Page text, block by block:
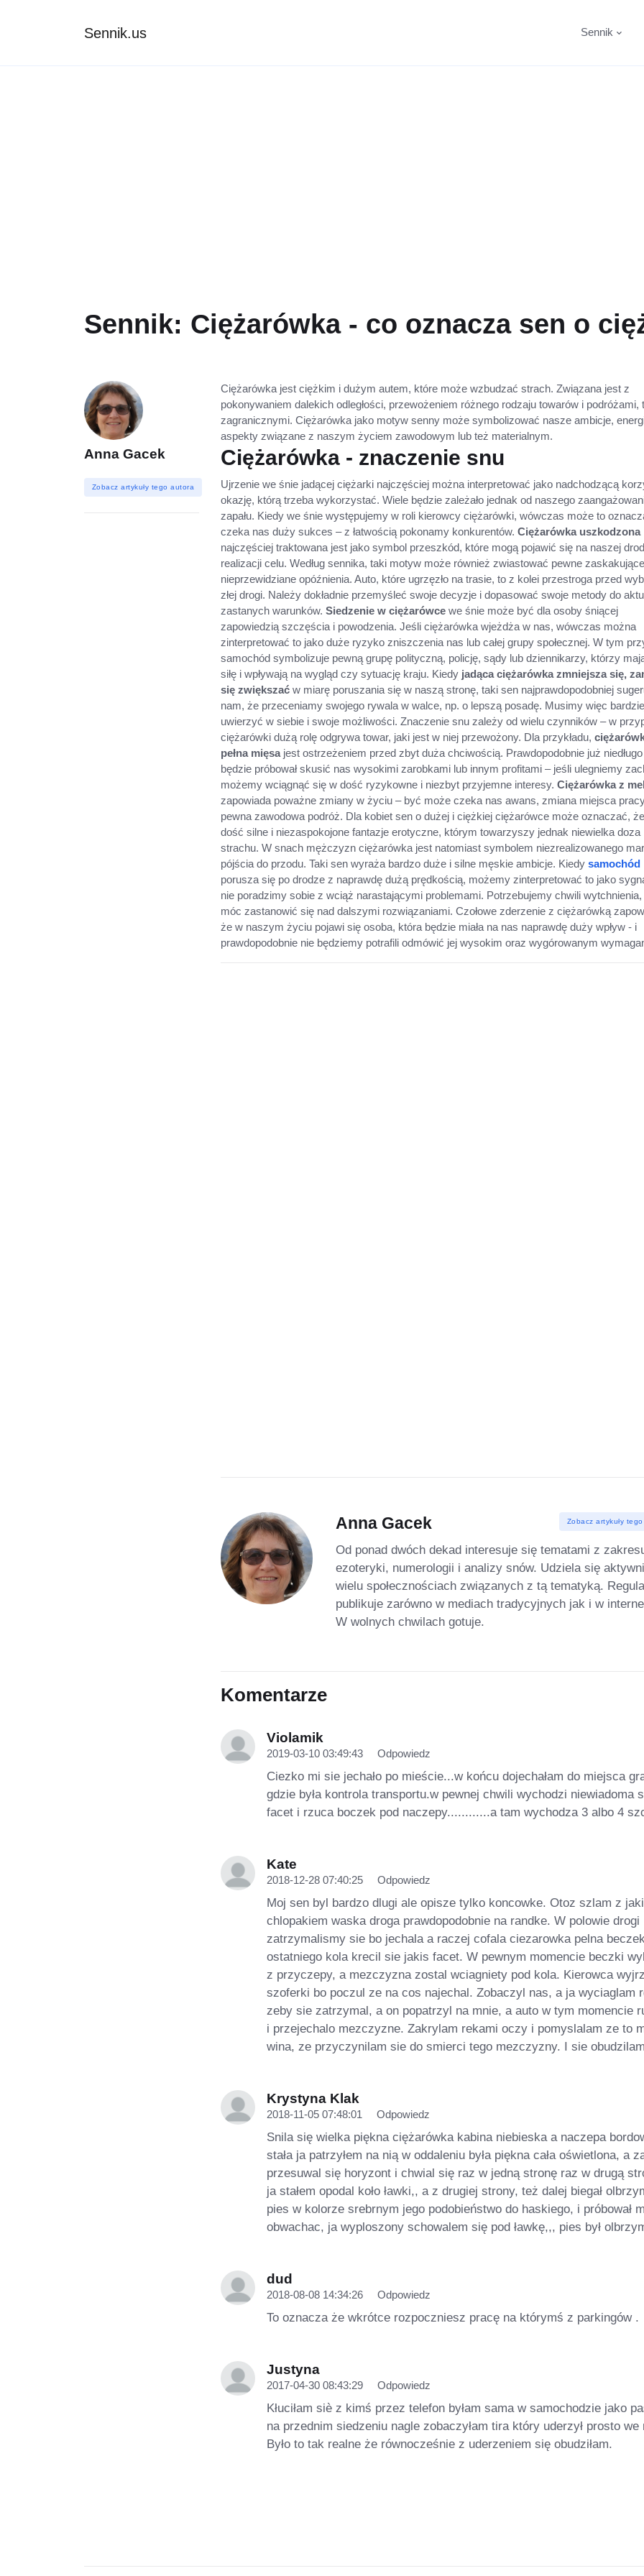
Sennik.us Sennik
Sennik: Ciężarówka - co oznacza sen o
Anna Gacek
Zobacz artykuły tego autora
Ciężarówka jest ciężkim i dużym autem, które może wzbudzać strach. Związana jest z
pokonywaniem dalekich odległości, przewożeniem różnego rodzaju towarów i podróżami,
zagranicznymi. Ciężarówka jako motyw senny może symbolizować nasze ambicje,
aspekty związane z naszym życiem zawodowym lub też materialnym.
Ciężarówka - znaczenie snu
Ujrzenie we śnie jadącej ciężarki najczęściej można interpretować jako nadchodzącą
okazję, którą trzeba wykorzystać. Wiele będzie zależało jednak od naszego
zapału. Kiedy we śnie występujemy w roli kierowcy ciężarówki, wówczas może to
czeka nas duży sukces – z łatwością pokonamy konkurentów. Ciężarówka uszkodzona
najczęściej traktowana jest jako symbol przeszkód, które mogą pojawić się na naszej
realizacji celu. Według sennika, taki motyw może również zwiastować pewne
nieprzewidziane opóźnienia. Auto, które ugrzęzło na trasie, to z kolei przestroga przed
złej drogi. Należy dokładnie przemyśleć swoje decyzje i dopasować swoje metody do
zastanych warunków. Siedzenie w ciężarówce we śnie może być dla osoby śniącej
zapowiedzią szczęścia i powodzenia. Jeśli ciężarówka wjeżdża w nas, wówczas można
zinterpretować to jako duże ryzyko zniszczenia nas lub całej grupy społecznej. W tym
samochód symbolizuje pewną grupę polityczną, policję, sądy lub dziennikarzy, którzy
siłę i wpływają na wygląd czy sytuację kraju. Kiedy jadąca ciężarówka zmniejsza się,
się zwiększać w miarę poruszania się w naszą stronę, taki sen najprawdopodobniej
nam, że przeceniamy swojego rywala w walce, np. o lepszą posadę. Musimy więc
uwierzyć w siebie i swoje możliwości. Znaczenie snu zależy od wielu czynników – w
ciężarówki dużą rolę odgrywa towar, jaki jest w niej przewożony. Dla przykładu,
pełna mięsajest ostrzeżeniem przed zbyt duża chciwością. Prawdopodobnie już
będzie próbował skusić nas wysokimi zarobkami lub innym profitami – jeśli ulegniemy
możemy wciągnąć się w dość ryzykowne i niezbyt przyjemne interesy. Ciężarówka z
zapowiada poważne zmiany w życiu – być może czeka nas awans, zmiana miejsca
pewna zawodowa podróż. Dla kobiet sen o dużej i ciężkiej ciężarówce może oznaczać,
dość silne i niezaspokojone fantazje erotyczne, którym towarzyszy jednak niewielka doza
strachu. W snach mężczyzn ciężarówka jest natomiast symbolem niezrealizowanego
pójścia do przodu. Taki sen wyraża bardzo duże i silne męskie ambicje. Kiedy samochód
porusza się po drodze z naprawdę dużą prędkością, możemy zinterpretować to jako
nie poradzimy sobie z wciąż narastającymi problemami. Potrzebujemy chwili
móc zastanowić się nad dalszymi rozwiązaniami. Czołowe zderzenie z ciężarówką
że w naszym życiu pojawi się osoba, która będzie miała na nas naprawdę duży wpływ - i
prawdopodobnie nie będziemy potrafili odmówić jej wysokim oraz wygórowanym
Anna Gacek Zobacz artykuły
Od ponad dwóch dekad interesuje się tematami z
ezoteryki, numerologii i analizy snów. Udziela się
wielu społecznościach związanych z tą tematyką.
publikuje zarówno w mediach tradycyjnych jak i w
W wolnych chwilach gotuje.
Komentarze
Violamik
2019-03-10 03:49:43 Odpowiedz
Ciezko mi sie jechało po mieście...w końcu dojechałam do miejsca
gdzie była kontrola transportu.w pewnej chwili wychodzi niewiadoma
facet i rzuca boczek pod naczepy............a tam wychodza 3 albo 4
Kate
2018-12-28 07:40:25 Odpowiedz
Moj sen byl bardzo dlugi ale opisze tylko koncowke. Otoz szlam z
chlopakiem waska droga prawdopodobnie na randke. W polowie drogi
zatrzymalismy sie bo jechala a raczej cofala ciezarowka pelna
ostatniego kola krecil sie jakis facet. W pewnym momencie beczki
z przyczepy, a mezczyzna zostal wciagniety pod kola. Kierowca
szoferki bo poczul ze na cos najechal. Zobaczyl nas, a ja wyciaglam
zeby sie zatrzymal, a on popatrzyl na mnie, a auto w tym momencie
i przejechalo mezczyzne. Zakrylam rekami oczy i pomyslalam ze to
wina, ze przyczynilam sie do smierci tego mezczyzny. I sie
Krystyna Klak
2018-11-05 07:48:01 Odpowiedz
Snila się wielka piękna ciężarówka kabina niebieska a naczepa
stała ja patrzyłem na nią w oddaleniu była piękna cała oświetlona, a
przesuwal się horyzont i chwial się raz w jedną stronę raz w drugą
ja stałem opodal koło ławki,, a z drugiej strony, też dalej biegał
pies w kolorze srebrnym jego podobieństwo do haskiego, i próbował
obwachac, ja wyploszony schowalem się pod ławkę,,, pies był
dud
2018-08-08 14:34:26 Odpowiedz
To oznacza że wkrótce rozpoczniesz pracę na którymś z parkingów .
Justyna
2017-04-30 08:43:29 Odpowiedz
Kłuciłam siè z kimś przez telefon byłam sama w samochodzie jako
na przednim siedzeniu nagle zobaczyłam tira który uderzył prosto we
Było to tak realne że równocześnie z uderzeniem się obudziłam.